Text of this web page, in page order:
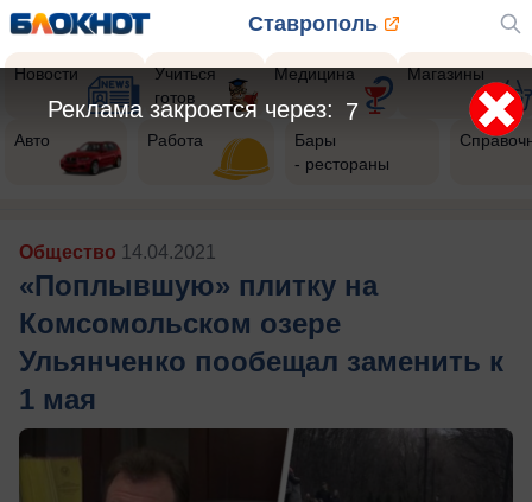
Ставрополь
Новости
Учиться
готов
Медицина Магазины
Авто Работа
Бары
- рестораны
Общество 14.04.2021
«Поплывшую» плитку на
Комсомольском озере
Ульянченко пообещал заменить к
1 мая
5
Реклама закроется через: